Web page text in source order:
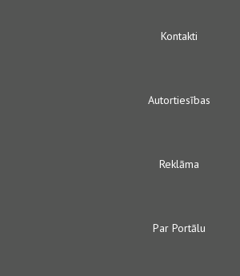
Kontakti
Autortiesības
Reklāma
Par Portālu